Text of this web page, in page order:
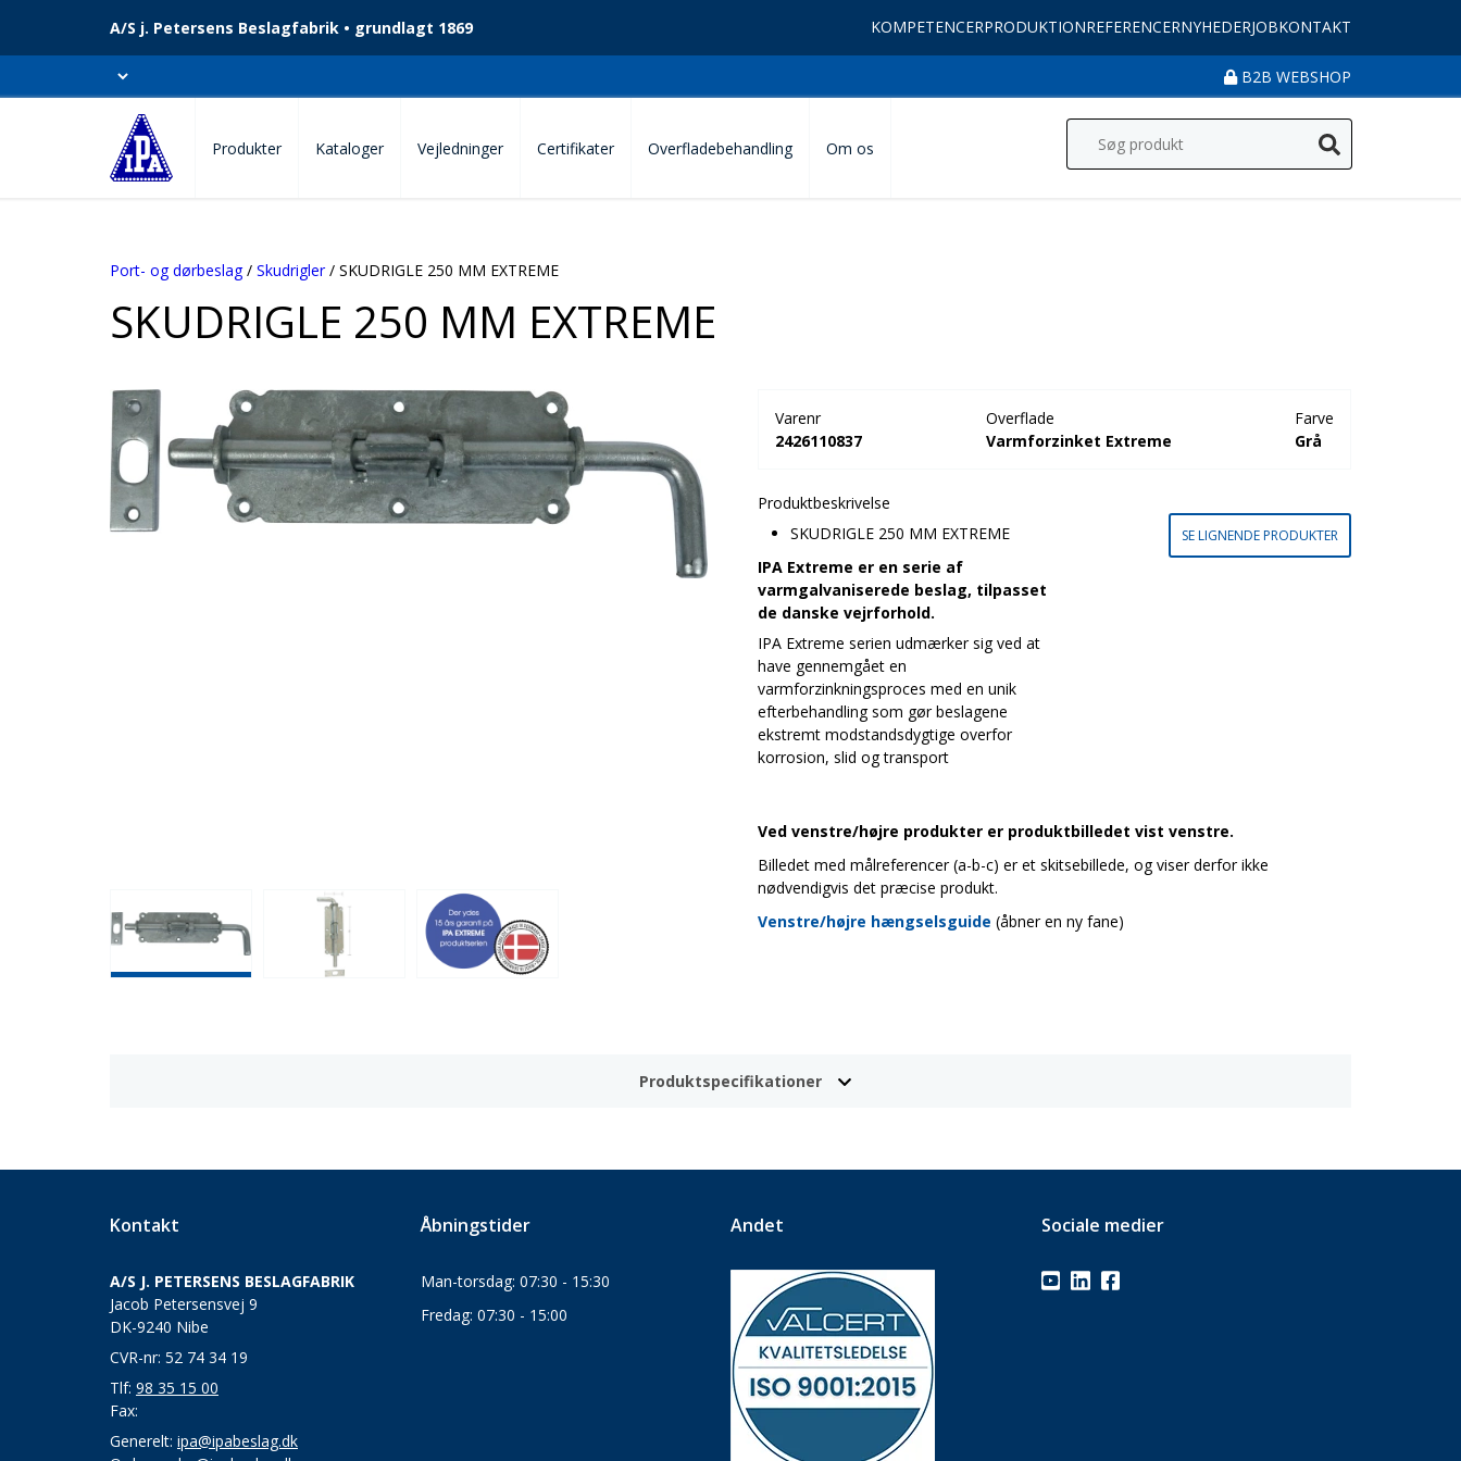
A/S j. Petersens Beslagfabrik • grundlagt 1869 KOMPETENCERPRODUKTIONREFERENCERNYHEDERJOBKONTAKT
B2B WEBSHOP
Produkter Kataloger Vejledninger Certifikater Overfladebehandling Om os
Port- og dørbeslag/ Skudrigler/ SKUDRIGLE 250 MM EXTREME
SKUDRIGLE 250 MM EXTREME
Varenr
2426110837
Overflade
Varmforzinket Extreme
Farve
Grå
Produktbeskrivelse
SKUDRIGLE 250 MM EXTREME
IPA Extreme er en serie af
varmgalvaniserede beslag, tilpasset
de danske vejrforhold.
IPA Extreme serien udmærker sig ved at
have gennemgået en
varmforzinkningsproces med en unik
efterbehandling som gør beslagene
ekstremt modstandsdygtige overfor
korrosion, slid og transport
SE LIGNENDE PRODUKTER
Ved venstre/højre produkter er produktbilledet vist venstre.
Billedet med målreferencer (a-b-c) er et skitsebillede, og viser derfor ikke
nødvendigvis det præcise produkt.
Venstre/højre hængselsguide (åbner en ny fane)
Produktspecifikationer
Kontakt
A/S J. PETERSENS BESLAGFABRIK
Jacob Petersensvej 9
DK-9240 Nibe
CVR-nr: 52 74 34 19
Tlf: 98 35 15 00
Fax:
Generelt: ipa@ipabeslag.dk
Åbningstider
Man-torsdag: 07:30 - 15:30
Fredag: 07:30 - 15:00
Andet Sociale medier